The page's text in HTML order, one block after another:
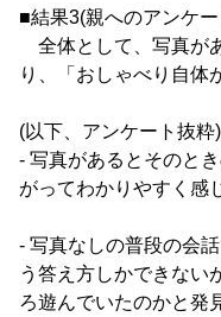
■結果3(親へのアンケ
全体として、写真が
り、「おしゃべり自体
(以下、アンケート抜粋)
- 写真があるとそのと
がってわかりやすく感
- 写真なしの普段の会
う答え方しかできない
ろ遊んでいたのかと発